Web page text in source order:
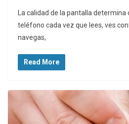
La calidad de la pantalla determina
teléfono cada vez que lees, ves
navegas,
Read More